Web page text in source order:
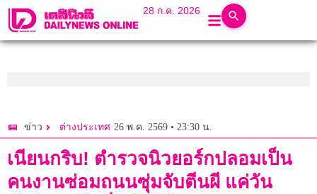
28 ก.ค. 2026
ข่าว ต่างประเทศ 26 พ.ค. 2569 • 23:30 น.
เนียนกริบ! ตำรวจนิวยอร์กปลอมเป็น
คนงานซ่อมถนนซุ่มจับตีนผี แค่วัน